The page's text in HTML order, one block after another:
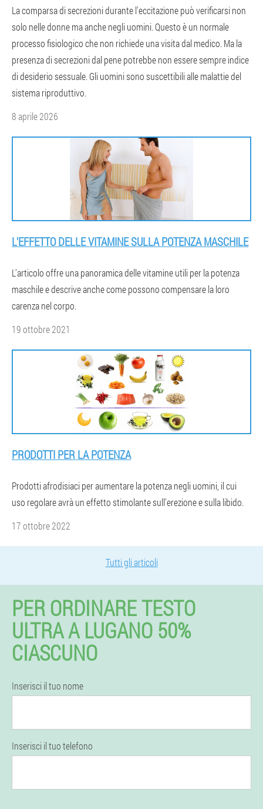
La comparsa di secrezioni durante l'eccitazione può verificarsi non
solo nelle donne ma anche negli uomini. Questo è un normale
processo fisiologico che non richiede una visita dal medico. Ma la
presenza di secrezioni dal pene potrebbe non essere sempre indice
di desiderio sessuale. Gli uomini sono suscettibili alle malattie del
sistema riproduttivo.
8 aprile 2026
L'EFFETTO DELLE VITAMINE SULLA POTENZA MASCHILE
L'articolo offre una panoramica delle vitamine utili per la potenza
maschile e descrive anche come possono compensare la loro
carenza nel corpo.
19 ottobre 2021
PRODOTTI PER LA POTENZA
Prodotti afrodisiaci per aumentare la potenza negli uomini, il cui
uso regolare avrà un effetto stimolante sull'erezione e sulla libido.
17 ottobre 2022
Tutti gli articoli
PER ORDINARE TESTO
ULTRA A LUGANO 50%
CIASCUNO
Inserisci il tuo nome
Inserisci il tuo telefono